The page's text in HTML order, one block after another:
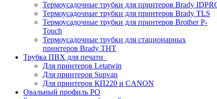
Термоусадочные трубки для принтеров Brady
Термоусадочные трубки для принтеров Brady TLS
Термоусадочные трубки для принтеров Brother P-
Touch
Термоусадочные трубки для стационарных
принтеров Brady THT
Трубка ПВХ для печати
Для принтеров Letatwin
Для принтеров Supvan
Для принтеров КП220 и CANON
Овальный профиль PO